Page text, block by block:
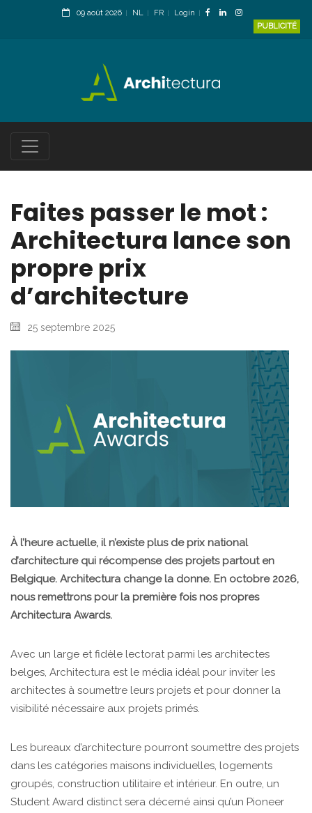
09 août 2026 NL FR
Login
PUBLICITÉ
Faites passer le mot :
Architectura lance son
propre prix
d’architecture
25 septembre 2025
À l’heure actuelle, il n’existe plus de prix national
d’architecture qui récompense des projets partout en
Belgique. Architectura change la donne. En octobre 2026,
nous remettrons pour la première fois nos propres
Architectura Awards.
Avec un large et fidèle lectorat parmi les architectes
belges, Architectura est le média idéal pour inviter les
architectes à soumettre leurs projets et pour donner la
visibilité nécessaire aux projets primés.
Les bureaux d’architecture pourront soumettre des projets
dans les catégories maisons individuelles, logements
groupés, construction utilitaire et intérieur. En outre, un
Student Award distinct sera décerné ainsi qu’un Pioneer